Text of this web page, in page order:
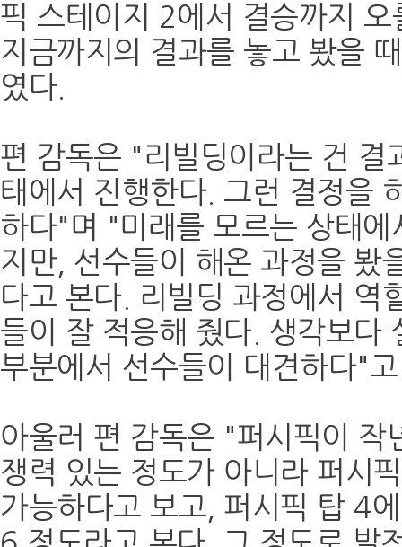
픽 스테이지 2에서 결승까지
지금까지의 결과를 놓고 봤을
였다.
편 감독은 "리빌딩이라는 건 결
태에서 진행한다. 그런 결정을
하다"며 "미래를 모르는 상태
지만, 선수들이 해온 과정을 봤
다고 본다. 리빌딩 과정에서 역
들이 잘 적응해 줬다. 생각보다
부분에서 선수들이 대견하다"
아울러 편 감독은 "퍼시픽이 작
쟁력 있는 정도가 아니라 퍼시
가능하다고 보고, 퍼시픽 탑 4